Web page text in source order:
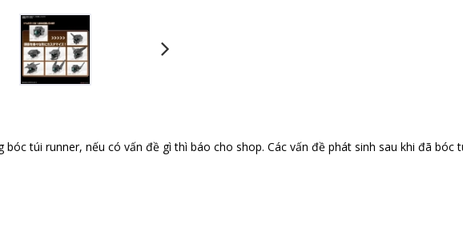
túi runner, nếu có vấn đề gì thì báo cho shop. Các vấn đề phát sinh sau khi đã bóc